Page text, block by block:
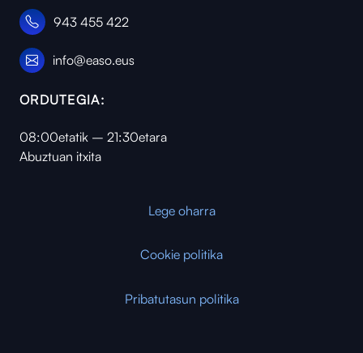
943 455 422
info@easo.eus
ORDUTEGIA:
08:00etatik – 21:30etara
Abuztuan itxita
Lege oharra
Cookie politika
Pribatutasun politika